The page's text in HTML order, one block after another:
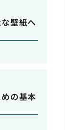
壁紙へ
の基本